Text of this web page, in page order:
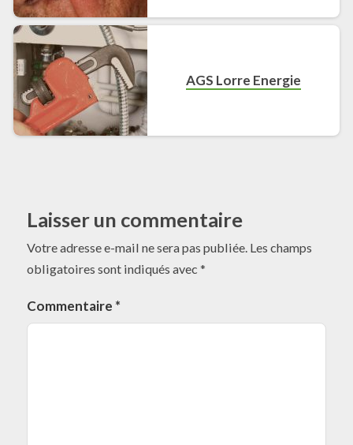
AGS Lorre Energie
Laisser un commentaire
Votre adresse e-mail ne sera pas publiée. Les champs
obligatoires sont indiqués avec *
Commentaire *